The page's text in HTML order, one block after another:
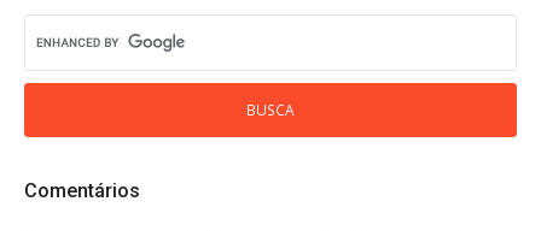
Comentários